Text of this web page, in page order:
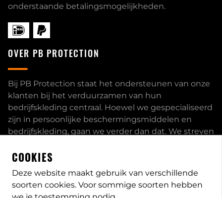
onderstaande betalingsmogelijkheden.
OVER PB PROTECTION
Bij PB Protection staat het ondersteunen van onze
klanten bij het verduurzamen van hun
bedrijfskleding centraal. Hoewel we gespecialiseerd
zijn in persoonlijke beschermingsmiddelen en
bedrijfskleding, gaan we verder dan dat. We streven
bieden een uitgebreid servicepakket aan, inclusief
Dit zijn enkele van onze mogelijkheden. Heeft u
COOKIES
Deze website maakt gebruik van verschillende
soorten cookies. Voor sommige soorten hebben